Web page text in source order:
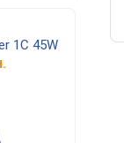
1C 45W